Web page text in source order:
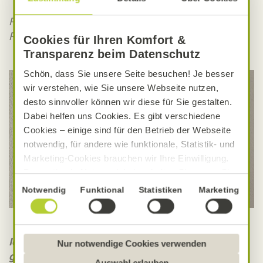
Cookies für Ihren Komfort &
Transparenz beim Datenschutz
Schön, dass Sie unsere Seite besuchen! Je besser
wir verstehen, wie Sie unsere Webseite nutzen,
desto sinnvoller können wir diese für Sie gestalten.
Dabei helfen uns Cookies. Es gibt verschiedene
Cookies – einige sind für den Betrieb der Webseite
notwendig, für andere wie funktionale, Statistik- und
Marketing-Cookies brauchen wir Ihre Einwilligung.
Das optimale Nutzererlebnis erhalten Sie, wenn Sie
„Alle Cookies erlauben“ anklicken. Ihre Einwilligung
umfasst in diesem Fall auch den Einsatz von
Dienstleistern in Drittländern, die kein mit der EU
Sofern personenbezogene Daten dorthin übermittelt
werden, besteht das Risiko, dass diese erfasst und
Einwilligungsauswahl
Notwendig Funktional Statistiken Marketing
Nur notwendige Cookies verwenden
Patrizia F., Sachbearbeitung Daten- und
Rechnungsprozesse, seit 2012 bei Alnatura
Ich arbeite gerne bei Alnatura, weil wir ein
großartiges Arbeitsklima und Miteinander haben: